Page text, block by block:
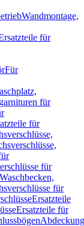
Wandmontage,
für
Für
für
für
für
für
Ersatzteile
Ersatzteile für